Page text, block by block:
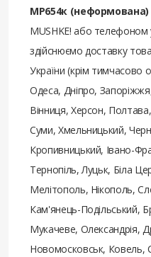
МР654к (неформована)
MUSHKE! або
здійснюємо доставку
України (крім тимчасово
Одеса, Дніпро,
Вінниця, Херсон,
Суми, Хмельницький,
Кропивницький, Івано-
Тернопіль, Луцьк, Біла
Мелітополь, Нікополь,
Кам'янець-Подільський,
Мукачеве, Олександрія,
Новомосковськ, Ковель,